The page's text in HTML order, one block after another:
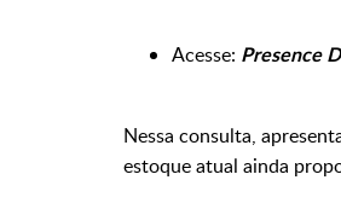
Acesse: Presence
Nessa consulta,
estoque atual ainda